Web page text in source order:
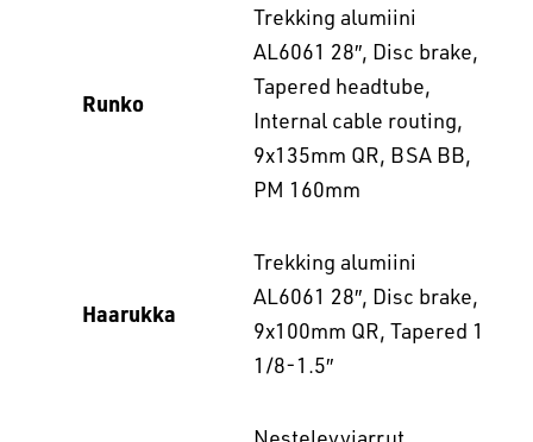
Runko
Trekking alumiini
AL6061 28″, Disc brake,
Tapered headtube,
Internal cable routing,
9x135mm QR, BSA BB,
PM 160mm
Haarukka
Trekking alumiini
AL6061 28″, Disc brake,
9x100mm QR, Tapered 1
1/8-1.5″